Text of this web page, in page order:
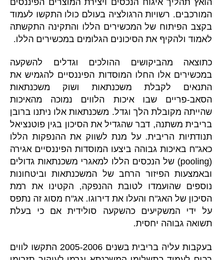
המורכבים. רשויות הרגולציה בעולם כולו התקשו לעמוד
בקצב הפיתוח של המכשירים הללו והתקינה התקשתה
לאמוד ולהקיף את הסיכונים הגלומים במכשירים הללו.
כתוצאה מהביקושים ההולכים וגדלים להשקעה
במכשירים אלו החלו המוסדות הפיננסיים להגמיש את
התנאים לקבלת משכנתאות ושוק משכנתאות
הסאב-פריים שבו איכות הלווים נמוכה מהאיכות
שהייתה מקובלת הלך וגדל. משכנתאות אלו ניתנו ברובן
בריבית משתנה, דבר שהגדיל את הסיכון בגין פוטנציאל
תנודתיות הריבית. על מנת לשווק את ההנפקות הללו
כאג"ח באיכות גבוהה ביצעו המוסדות הפיננסיים אגירה
(pooling) של הנכסים הללו למאגרי משכנתאות גדולים
ובאמצעות הפיזור הרחב של המשכנתאות וביטחונות
נוספים שהועמדו לטובת ההנפקה, הקטינו את רמת
הסיכון של האג"ח והעלו את דירוגו. אג"ח מסוג זה נתפס
על ידי המשקיעים כהשקעה סולידית אם כי בעלת
תשואה גבוהה יחסית.
בעקבות עליה בריבית בשנים 2005-2006 התקשו לווים